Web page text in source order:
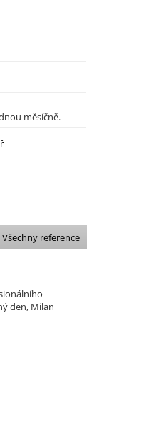
měsíčně.
den, Milan
Všechny reference